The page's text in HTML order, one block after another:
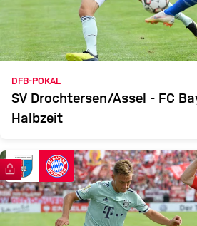
DFB-POKAL
SV Drochtersen/Assel - FC
Halbzeit
FC Bayern TV PLUS